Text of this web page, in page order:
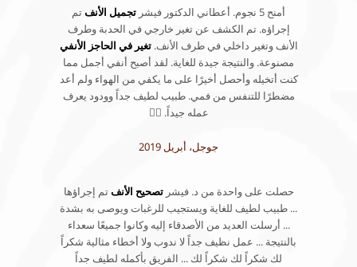
أمنح 5 نجوم. أعطاني الدكتور فيشر تجميل الأنفتم
إجراؤه. تم الكشف عن تغير خارجي في الحدبة وطرف
الأنف وتغير داخلي في طرف الأنف.تغير في الحاجز الأنفي
مصنوعة. والنتيجة جيدة للغاية. لقد أصبح أنفي أجمل مما
كنت أتخيله وأحصل أخيرًا على ما يكفي من الهواء ولم أعد
مضطرًا للتنفس من فمي. طبيب لطيف جداً وودود يعرف
عمله جيداً. 👍🏽
جوجل، أبريل 2019
حصلت على واحدة من د. فيشرتصحيح الأنفتم إجراؤها
... طبيب لطيف للغاية ويستجيب للرغبات ويوصى به بشدة
... أرسلت العديد من الأصدقاء إليه وكانوا جميعًا سعداء
بالنتيجة ... عمل نظيف جداً لا ندوب ولا أخطاء مثالية شكراً
لك شكراً لك شكراً لك ... الفريق بأكمله لطيف جداً